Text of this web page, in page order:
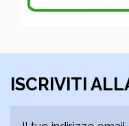
ISCRIVITI